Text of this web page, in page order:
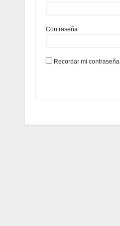
Contraseña:
Recordar mi contraseña